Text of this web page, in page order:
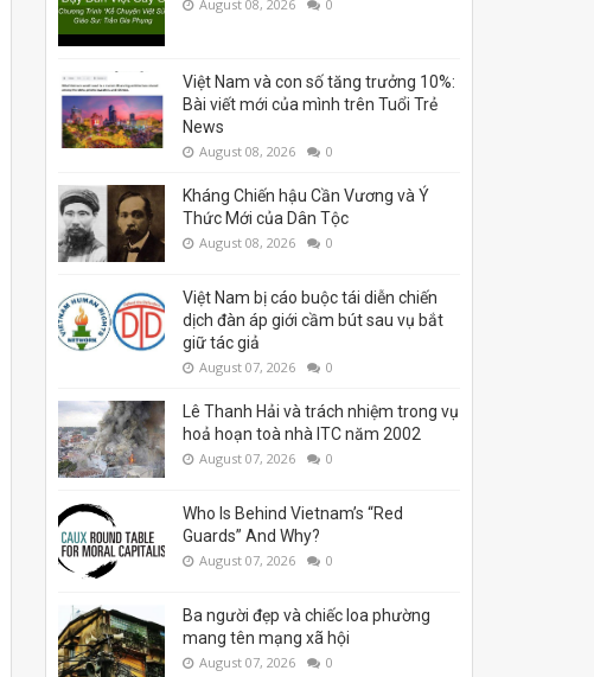
August 08, 2026 0
Việt Nam và con số tăng trưởng 10%:
Bài viết mới của mình trên Tuổi Trẻ
News
August 08, 2026 0
Kháng Chiến hậu Cần Vương và Ý
Thức Mới của Dân Tộc
August 08, 2026 0
Việt Nam bị cáo buộc tái diễn chiến
dịch đàn áp giới cầm bút sau vụ bắt
giữ tác giả
August 07, 2026 0
Lê Thanh Hải và trách nhiệm trong vụ
hoả hoạn toà nhà ITC năm 2002
August 07, 2026 0
Who Is Behind Vietnam’s “Red
Guards” And Why?
August 07, 2026 0
Ba người đẹp và chiếc loa phường
mang tên mạng xã hội
August 07, 2026 0